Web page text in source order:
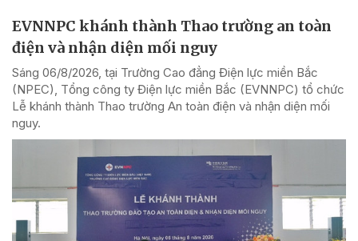
EVNNPC khánh thành Thao trường an toàn
điện và nhận diện mối nguy
Sáng 06/8/2026, tại Trường Cao đẳng Điện lực miền Bắc
(NPEC), Tổng công ty Điện lực miền Bắc (EVNNPC) tổ chức
Lễ khánh thành Thao trường An toàn điện và nhận diện mối
nguy.